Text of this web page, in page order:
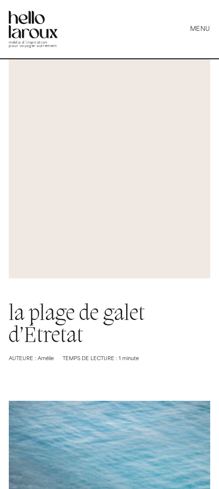
média d’inspiration
pour voyager autrement
MENU
la plage de galet
d’Étretat
AUTEURE : Amélie TEMPS DE LECTURE : 1 minute